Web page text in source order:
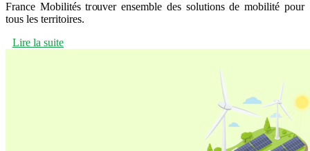
France Mobilités trouver ensemble des solutions de mobilité pour
tous les territoires.
Lire la suite